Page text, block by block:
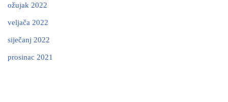
ožujak 2022
veljača 2022
siječanj 2022
prosinac 2021